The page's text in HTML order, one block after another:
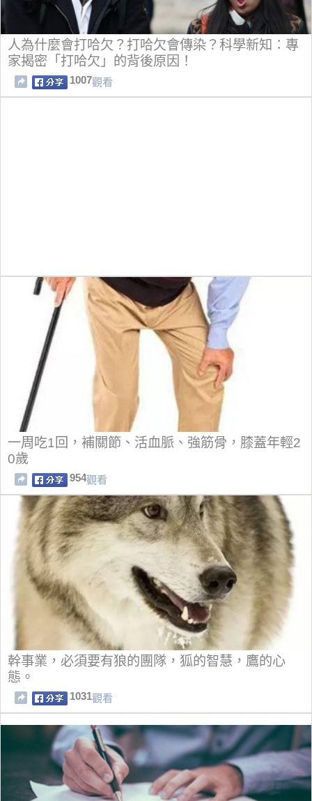
人為什麼會打哈欠？打哈欠會傳染？科學新知：專
家揭密「打哈欠」的背後原因！
1007觀看
一周吃1回，補關節、活血脈、強筋骨，膝蓋年輕2
0歲
954觀看
幹事業，必須要有狼的團隊，狐的智慧，鷹的心
態。
1031觀看